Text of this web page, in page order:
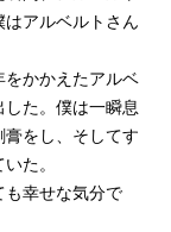
アルベルトさん
をかかえたアルベ
た。僕は一瞬息
をし、そしてす
た。
も幸せな気分で